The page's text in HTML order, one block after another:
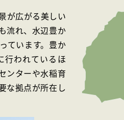
が広がる美しい
流れ、水辺豊か
ています。豊か
行われているほ
ンターや水稲育
な拠点が所在し